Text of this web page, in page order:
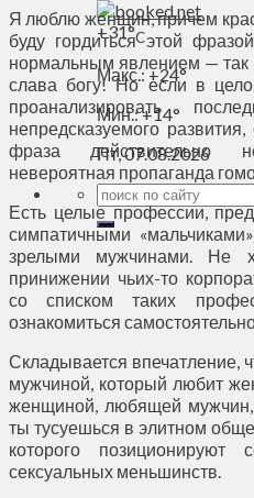
+31°C
Макс.:+24°
Мин.:+14°
Пт, 07.08.2026
Я люблю женщин, причем
буду гордиться этой
нормальным явлением — так
слава богу! Но если в
проанализировать
непредсказуемого
фраза действительно
невероятная пропаганда
Есть целые профессии,
симпатичными
зрелыми мужчинами. Не
принижении чьих-то
со списком таких
ознакомиться
Складывается впечатление,
мужчиной, который любит
женщиной, любящей
ты тусуешься в элитном
которого
сексуальных меньшинств.